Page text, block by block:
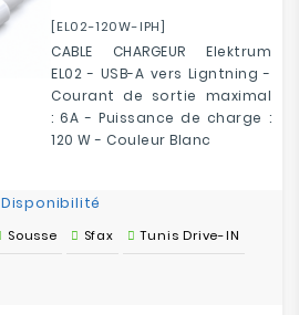
[EL02-120W-IPH]
CABLE CHARGEUR Elektrum
EL02 - USB-A vers Ligntning -
Courant de sortie maximal
: 6A - Puissance de charge :
120 W - Couleur Blanc
Disponibilité
Sousse Sfax Tunis Drive-IN